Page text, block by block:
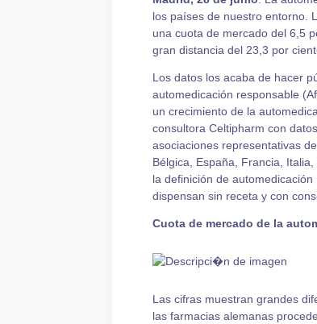
los países de nuestro entorno.
una cuota de mercado del 6,5
gran distancia del 23,3 por
Los datos los acaba de hacer
automedicación responsable
un crecimiento de la
consultora Celtipharm con
asociaciones representativas
Bélgica, España, Francia,
la definición de
dispensan sin receta y con
Cuota de mercado de la
Las cifras muestran grandes
las farmacias alemanas